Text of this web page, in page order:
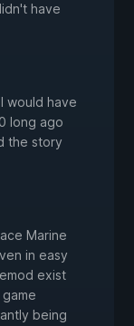
have
would have
long ago
the story
Marine
in easy
exist
being